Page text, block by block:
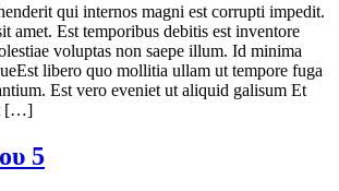
qui internos magni est corrupti impedit.
amet. Est temporibus debitis est inventore
voluptas non saepe illum. Id minima
libero quo mollitia ullam ut tempore fuga
Est vero eveniet ut aliquid galisum Et
[…]
5